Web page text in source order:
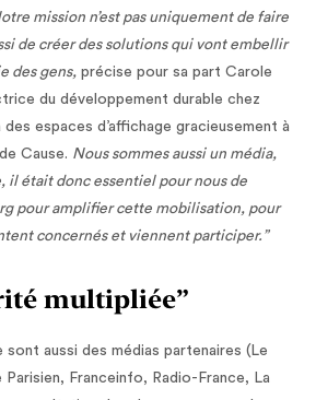
mission n’est pas uniquement de faire
de créer des solutions qui vont embellir
des gens, précise pour sa part Carole
du développement durable chez
espaces d’affichage gracieusement à
Cause. Nous sommes aussi un média,
il était donc essentiel pour nous de
pour amplifier cette mobilisation, pour
concernés et viennent participer.”
multipliée”
sont aussi des médias partenaires (Le
Franceinfo, Radio-France, La